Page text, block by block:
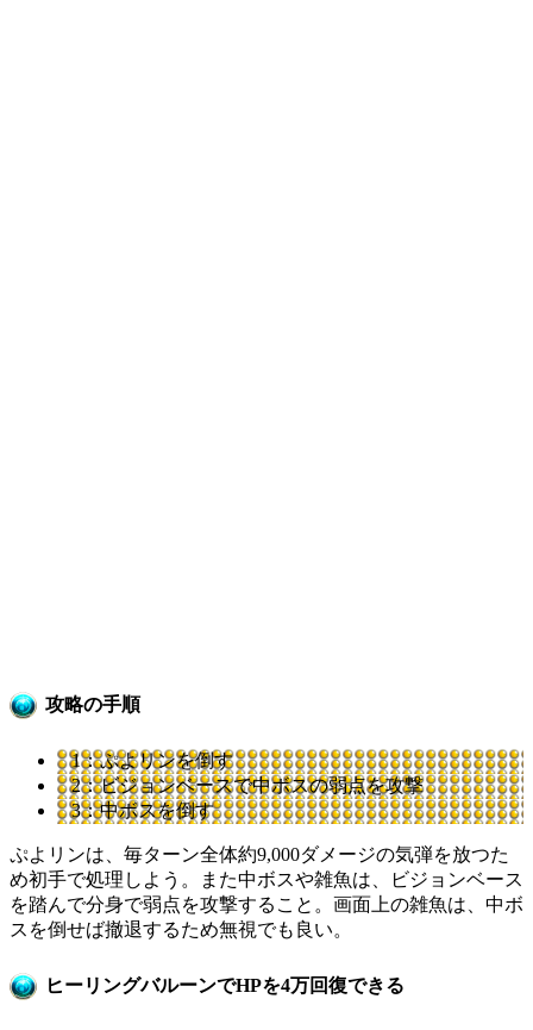
攻略の手順
1：ぷよリンを倒す
2：ビジョンベースで中ボスの弱点を攻撃
3：中ボスを倒す
ぷよリンは、毎ターン全体約9,000ダメージの気弾を放つた
め初手で処理しよう。また中ボスや雑魚は、ビジョンベース
を踏んで分身で弱点を攻撃すること。画面上の雑魚は、中ボ
スを倒せば撤退するため無視でも良い。
ヒーリングバルーンでHPを4万回復できる